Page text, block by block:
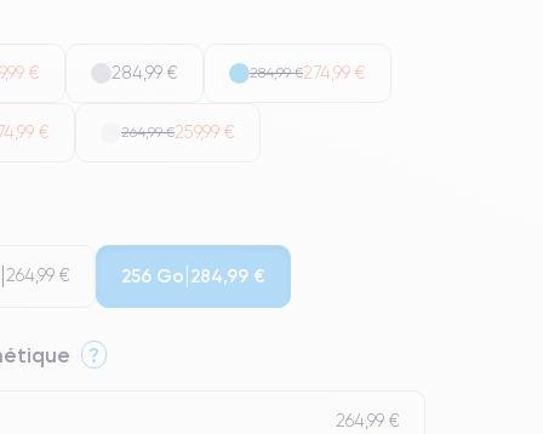
€ 284,99 € 284,99 €274,99 €
€ 264,99 €259,99 €
264,99 € 256 Go 284,99 €
?
264,99 €